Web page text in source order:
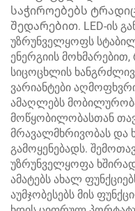
საჭიროებებს
შედარებით. LED-ის
უზრუნველყოფს
ენერგიის
სიცოცხლის
ვარიანტები
ამაღლებს
მოწყობილობასთან
მრავალმხრივობას და
გამოყენებადს.
უზრუნველყოფა
ამატებს ახალ
აუმჯობესებს მის